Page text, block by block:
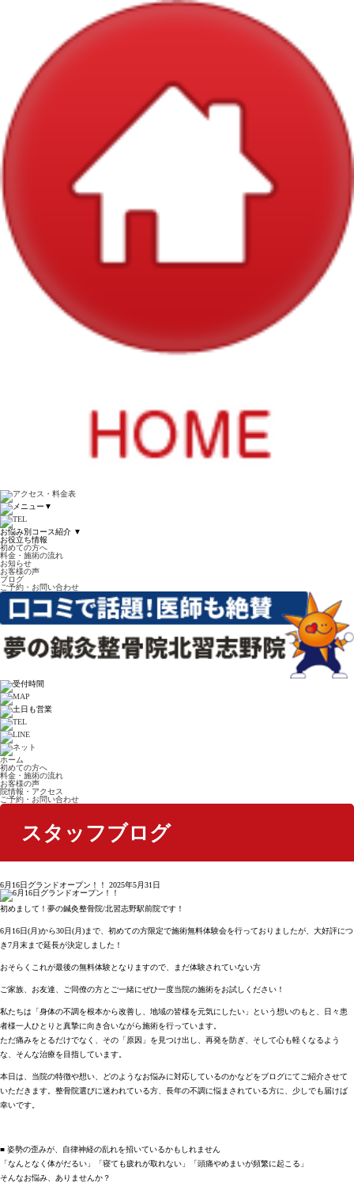
▼
お悩み別コース紹介 ▼
お役立ち情報
初めての方へ
料金・施術の流れ
お知らせ
お客様の声
ブログ
ご予約・お問い合わせ
ホーム
初めての方へ
料金・施術の流れ
お客様の声
院情報・アクセス
ご予約・お問い合わせ
スタッフブログ
6月16日グランドオープン！！ 2025年5月31日
初めまして！夢の鍼灸整骨院/北習志野駅前院です！
6月16日(月)から30日(月)まで、初めての方限定で施術無料体験会を行っておりましたが、大好評につ
き7月末まで延長が決定しました！
おそらくこれが最後の無料体験となりますので、まだ体験されていない方
ご家族、お友達、ご同僚の方とご一緒にぜひ一度当院の施術をお試しください！
私たちは「身体の不調を根本から改善し、地域の皆様を元気にしたい」という想いのもと、日々患
者様一人ひとりと真摯に向き合いながら施術を行っています。
ただ痛みをとるだけでなく、その「原因」を見つけ出し、再発を防ぎ、そして心も軽くなるよう
な、そんな治療を目指しています。
本日は、当院の特徴や想い、どのようなお悩みに対応しているのかなどをブログにてご紹介させて
いただきます。整骨院選びに迷われている方、長年の不調に悩まされている方に、少しでも届けば
幸いです。
■ 姿勢の歪みが、自律神経の乱れを招いているかもしれません
「なんとなく体がだるい」「寝ても疲れが取れない」「頭痛やめまいが頻繁に起こる」
そんなお悩み、ありませんか？